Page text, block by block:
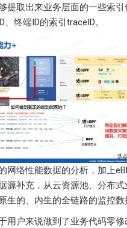
提取出来业务层面的一些索引
终端ID的索引traceID。
网络性能数据的分析，加上
源补充，从云资源池、分布
生的、内生的全链路的监控数
用户来说做到了业务代码零修